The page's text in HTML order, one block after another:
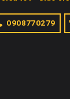
0908770279